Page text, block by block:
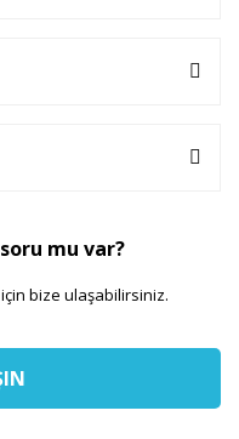
mu var?
bize ulaşabilirsiniz.